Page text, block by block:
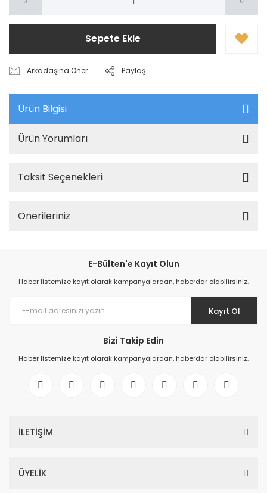
Sepete Ekle
Arkadaşına Öner Paylaş
Ürün Bilgisi
Ürün Yorumları
Taksit Seçenekleri
Önerileriniz
E-Bülten'e Kayıt Olun
Haber listemize kayıt olarak kampanyalardan, haberdar olabilirsiniz.
Kayıt Ol
Bizi Takip Edin
Haber listemize kayıt olarak kampanyalardan, haberdar olabilirsiniz.
İLETİŞİM
ÜYELİK